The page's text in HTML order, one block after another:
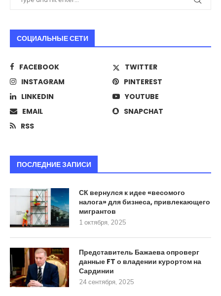
СОЦИАЛЬНЫЕ СЕТИ
FACEBOOK
TWITTER
INSTAGRAM
PINTEREST
LINKEDIN
YOUTUBE
EMAIL
SNAPCHAT
RSS
ПОСЛЕДНИЕ ЗАПИСИ
СК вернулся к идее «весомого
налога» для бизнеса, привлекающего
мигрантов
1 октября, 2025
Представитель Бажаева опроверг
данные FT о владении курортом на
Сардинии
24 сентября, 2025